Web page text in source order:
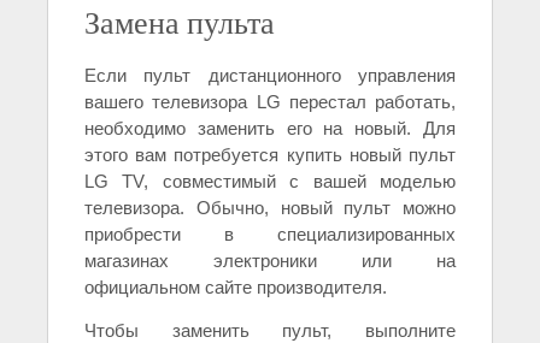
Замена пульта
Если пульт дистанционного управления
вашего телевизора LG перестал работать,
необходимо заменить его на новый. Для
этого вам потребуется купить новый пульт
LG TV, совместимый с вашей моделью
телевизора. Обычно, новый пульт можно
приобрести в специализированных
магазинах электроники или на
официальном сайте производителя.
Чтобы заменить пульт, выполните